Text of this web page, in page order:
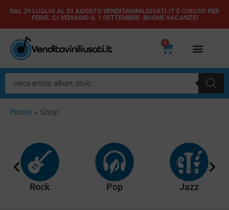
Vai
contenuto
DAL 29 LUGLIO AL 31 AGOSTO VENDITAVINILIUSATI.IT È CHIUSO PER
FERIE. CI VEDIAMO IL 1 SETTEMBRE. BUONE VACANZE!
0
Carrello
Ricerca
prodotti
Home » Shop
Rock Pop Jazz